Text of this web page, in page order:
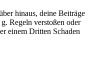
hinaus, deine Beiträge
Regeln verstoßen oder
einem Dritten Schaden